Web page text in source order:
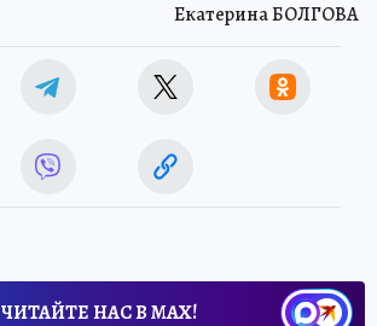
Екатерина БОЛГОВА
ЧИТАЙТЕ НАС В МАХ!